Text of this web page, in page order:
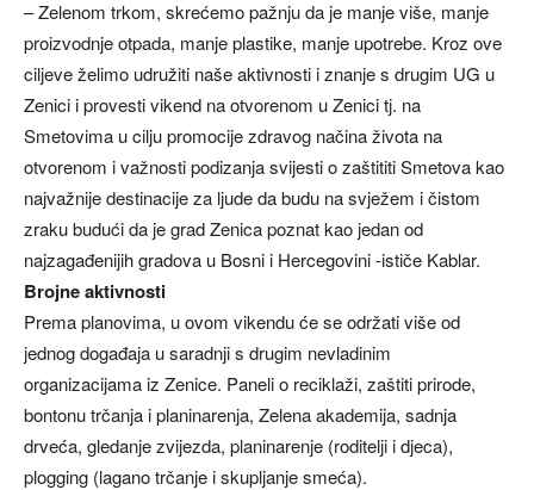
– Zelenom trkom, skrećemo pažnju da je manje više, manje
proizvodnje otpada, manje plastike, manje upotrebe. Kroz ove
ciljeve želimo udružiti naše aktivnosti i znanje s drugim UG u
Zenici i provesti vikend na otvorenom u Zenici tj. na
Smetovima u cilju promocije zdravog načina života na
otvorenom i važnosti podizanja svijesti o zaštititi Smetova kao
najvažnije destinacije za ljude da budu na svježem i čistom
zraku budući da je grad Zenica poznat kao jedan od
najzagađenijih gradova u Bosni i Hercegovini -ističe Kablar.
Brojne aktivnosti
Prema planovima, u ovom vikendu će se održati više od
jednog događaja u saradnji s drugim nevladinim
organizacijama iz Zenice. Paneli o reciklaži, zaštiti prirode,
bontonu trčanja i planinarenja, Zelena akademija, sadnja
drveća, gledanje zvijezda, planinarenje (roditelji i djeca),
plogging (lagano trčanje i skupljanje smeća).